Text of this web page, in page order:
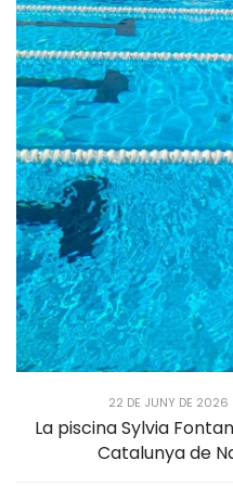
22 DE JUNY DE 2026
La piscina Sylvia
Catalunya de